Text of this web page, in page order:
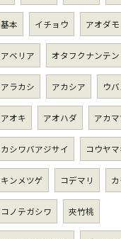
基本 イチョウ アオダモ
アベリア オタフクナンテン
アラカシ アカシア ウ
アオキ アオハダ アカマ
カシワバアジサイ コウヤ
キンメツゲ コデマリ
コノテガシワ 夾竹桃